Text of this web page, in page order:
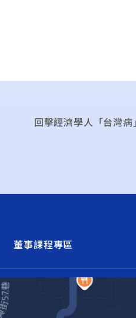
回擊經濟學人「台灣
董事課程專區